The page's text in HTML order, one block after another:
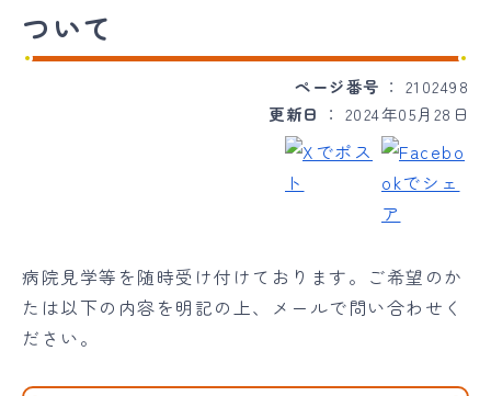
ついて
ページ番号
2102498
更新日
2024年05月28日
病院見学等を随時受け付けております。ご希望のか
たは以下の内容を明記の上、メールで問い合わせく
ださい。